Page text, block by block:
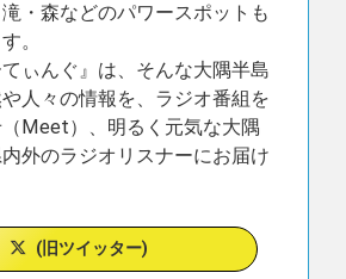
・森などのパワースポットも
。
てぃんぐ』は、そんな大隅半島
人々の情報を、ラジオ番組を
Meet）、明るく元気な大隅
外のラジオリスナーにお届け
(旧ツイッター)